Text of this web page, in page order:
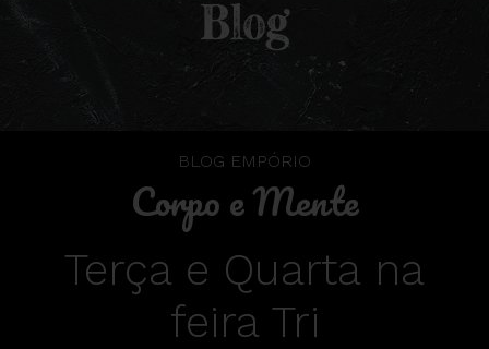
Blog
BLOG EMPÓRIO
Corpo e Mente
Terça e Quarta na
feira Tri